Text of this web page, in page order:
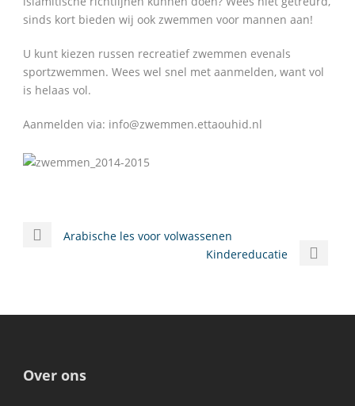
sinds kort bieden wij ook zwemmen voor mannen aan!
U kunt kiezen russen recreatief zwemmen evenals
sportzwemmen. Wees wel snel met aanmelden, want vol
is helaas vol.
Aanmelden via: info@zwemmen.ettaouhid.nl
Arabische les voor volwassenen
Kindereducatie
Over ons